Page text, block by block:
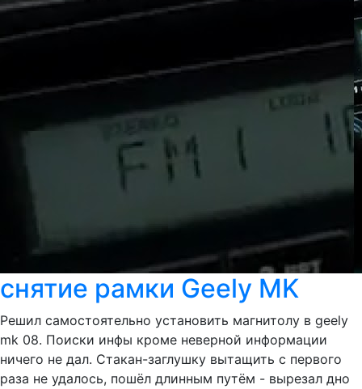
снятие рамки Geely MK
Решил самостоятельно установить магнитолу в geely
mk 08. Поиски инфы кроме неверной информации
ничего не дал. Стакан-заглушку вытащить с первого
раза не удалось, пошёл длинным путём - вырезал дно